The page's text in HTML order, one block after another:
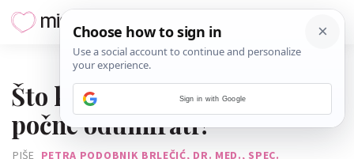
Što kad posteljica prerano
počne odumirati?
PIŠE PETRA PODOBNIK BRLEČIĆ, DR. MED., SPEC.
Sign in with Google